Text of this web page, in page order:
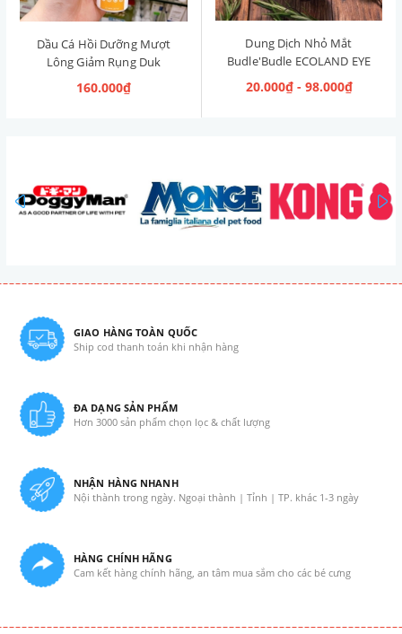
Dầu Cá Hồi Dưỡng Mượt
Lông Giảm Rụng Duk
Omega Oil 150ml
160.000₫
Dung Dịch Nhỏ Mắt
Budle'Budle ECOLAND EYE
CLEANER Hàn Quốc 120ml
20.000₫ - 98.000₫
prev
GIAO HÀNG TOÀN QUỐC
Ship cod thanh toán khi nhận hàng
ĐA DẠNG SẢN PHẨM
Hơn 3000 sản phẩm chọn lọc & chất lượng
NHẬN HÀNG NHANH
Nội thành trong ngày. Ngoại thành | Tỉnh | TP. khác 1-3 ngày
HÀNG CHÍNH HÃNG
Cam kết hàng chính hãng, an tâm mua sắm cho các bé cưng